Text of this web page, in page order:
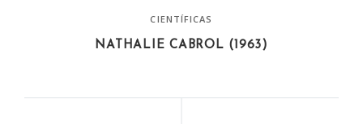
CIENTÍFICAS
NATHALIE CABROL (1963)